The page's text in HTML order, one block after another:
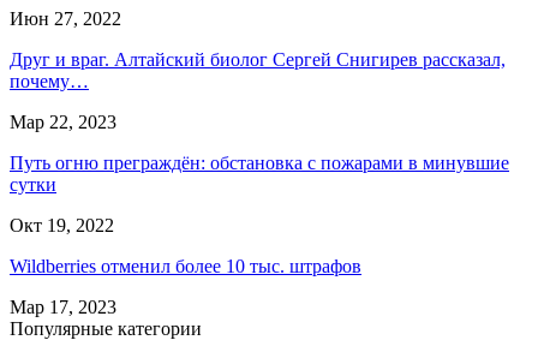
Июн 27, 2022
Друг и враг. Алтайский биолог Сергей Снигирев рассказал,
почему…
Мар 22, 2023
Путь огню преграждён: обстановка с пожарами в минувшие
сутки
Окт 19, 2022
Wildberries отменил более 10 тыс. штрафов
Мар 17, 2023
Популярные категории